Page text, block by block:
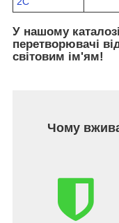
У нашому
перетворювачі
світовим ім'ям!
Чому